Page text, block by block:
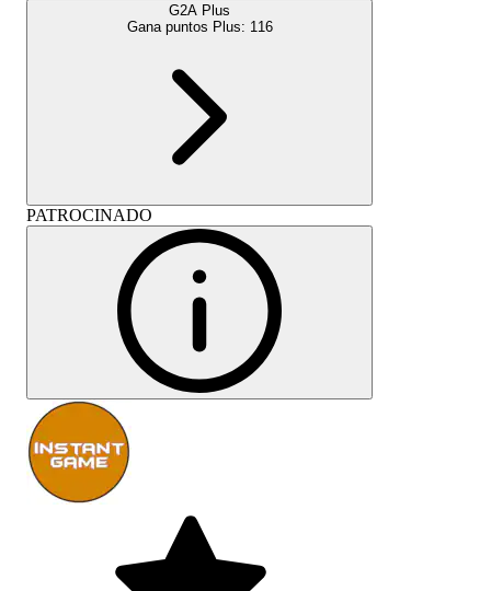
G2A Plus
Gana puntos Plus: 116
PATROCINADO